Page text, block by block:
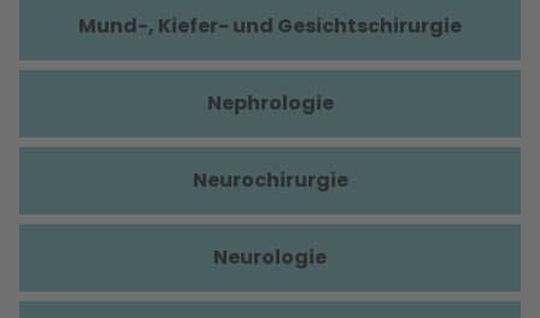
Mund-, Kiefer- und Gesichtschirurgie
Nephrologie
Neurochirurgie
Neurologie